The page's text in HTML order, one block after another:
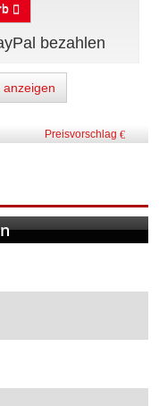
anzeigen
Preisvorschlag